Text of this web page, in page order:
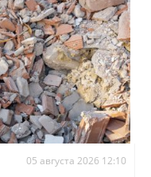
05 августа 2026 12:10